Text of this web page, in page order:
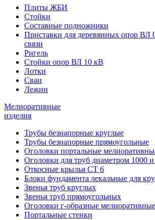
Плиты ЖБИ
Стойки
Составные подножники
Приставки для деревянных опор
связи
Ригель
Стойки опор ВЛ 10 кВ
Лотки
Сваи
Лежни
Мелиоративные
изделия
Трубы безнапорные круглые
Трубы безнапорные прямоугольные
Оголовки портальные
Оголовки для труб диаметром 1000
Откосные крылья СТ 6
Блоки фундамента лекальные для
Звенья труб круглых
Звенья труб прямоугольных
Оголовки г-образные мелиоративные
Портальные стенки